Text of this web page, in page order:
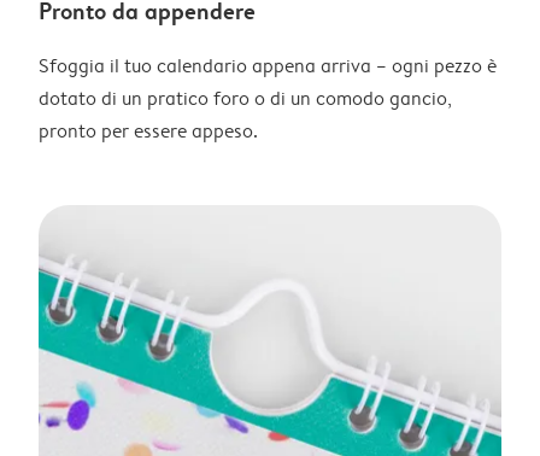
Pronto da appendere
Sfoggia il tuo calendario appena arriva – ogni pezzo è
dotato di un pratico foro o di un comodo gancio,
pronto per essere appeso.